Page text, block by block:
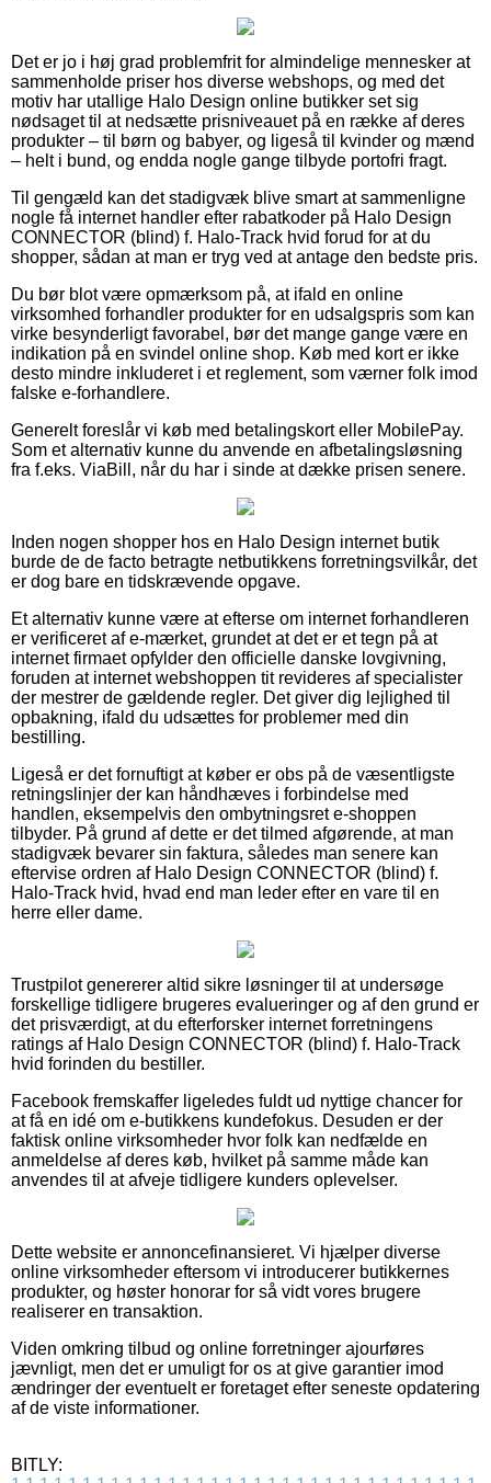
Det er jo i høj grad problemfrit for almindelige mennesker at
sammenholde priser hos diverse webshops, og med det
motiv har utallige Halo Design online butikker set sig
nødsaget til at nedsætte prisniveauet på en række af deres
produkter – til børn og babyer, og ligeså til kvinder og mænd
– helt i bund, og endda nogle gange tilbyde portofri fragt.
Til gengæld kan det stadigvæk blive smart at sammenligne
nogle få internet handler efter rabatkoder på Halo Design
CONNECTOR (blind) f. Halo-Track hvid forud for at du
shopper, sådan at man er tryg ved at antage den bedste pris.
Du bør blot være opmærksom på, at ifald en online
virksomhed forhandler produkter for en udsalgspris som kan
virke besynderligt favorabel, bør det mange gange være en
indikation på en svindel online shop. Køb med kort er ikke
desto mindre inkluderet i et reglement, som værner folk imod
falske e-forhandlere.
Generelt foreslår vi køb med betalingskort eller MobilePay.
Som et alternativ kunne du anvende en afbetalingsløsning
fra f.eks. ViaBill, når du har i sinde at dække prisen senere.
Inden nogen shopper hos en Halo Design internet butik
burde de de facto betragte netbutikkens forretningsvilkår, det
er dog bare en tidskrævende opgave.
Et alternativ kunne være at efterse om internet forhandleren
er verificeret af e-mærket, grundet at det er et tegn på at
internet firmaet opfylder den officielle danske lovgivning,
foruden at internet webshoppen tit revideres af specialister
der mestrer de gældende regler. Det giver dig lejlighed til
opbakning, ifald du udsættes for problemer med din
bestilling.
Ligeså er det fornuftigt at køber er obs på de væsentligste
retningslinjer der kan håndhæves i forbindelse med
handlen, eksempelvis den ombytningsret e-shoppen
tilbyder. På grund af dette er det tilmed afgørende, at man
stadigvæk bevarer sin faktura, således man senere kan
eftervise ordren af Halo Design CONNECTOR (blind) f.
Halo-Track hvid, hvad end man leder efter en vare til en
herre eller dame.
Trustpilot genererer altid sikre løsninger til at undersøge
forskellige tidligere brugeres evalueringer og af den grund er
det prisværdigt, at du efterforsker internet forretningens
ratings af Halo Design CONNECTOR (blind) f. Halo-Track
hvid forinden du bestiller.
Facebook fremskaffer ligeledes fuldt ud nyttige chancer for
at få en idé om e-butikkens kundefokus. Desuden er der
faktisk online virksomheder hvor folk kan nedfælde en
anmeldelse af deres køb, hvilket på samme måde kan
anvendes til at afveje tidligere kunders oplevelser.
Dette website er annoncefinansieret. Vi hjælper diverse
online virksomheder eftersom vi introducerer butikkernes
produkter, og høster honorar for så vidt vores brugere
realiserer en transaktion.
Viden omkring tilbud og online forretninger ajourføres
jævnligt, men det er umuligt for os at give garantier imod
ændringer der eventuelt er foretaget efter seneste opdatering
af de viste informationer.
BITLY: